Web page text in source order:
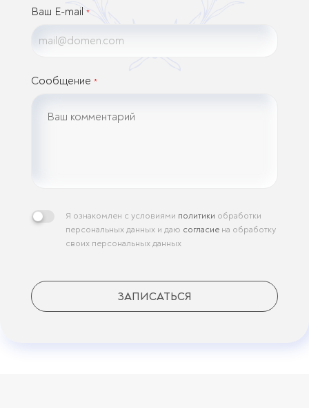
Ваш E-mail *
Сообщение *
Я ознакомлен с условиями политики обработки
персональных данных и даю согласие на обработку
своих персональных данных
ЗАПИСАТЬСЯ